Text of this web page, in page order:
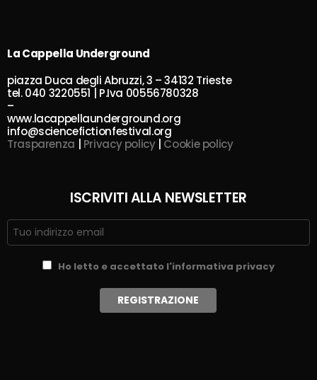
La Cappella Underground
piazza Duca degli Abruzzi, 3 – 34132 Trieste
tel. 040 3220551 | P.Iva 00556780328
–
www.lacappellaunderground.org
info@sciencefictionfestival.org
Trasparenza | Privacy policy| Cookie policy
ISCRIVITI ALLA NEWSLETTER
Ho letto e accettato l'informativa privacy